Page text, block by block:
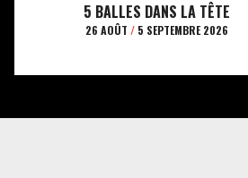
5 BALLES DANS LA TÊTE
26 AOÛT /5 SEPTEMBRE 2026